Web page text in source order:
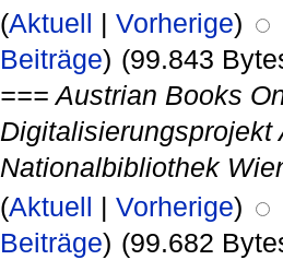
(Aktuell | Vorherige)
Beiträge) (99.843
=== Austrian Books
Nationalbibliothek
(Aktuell | Vorherige)
Beiträge) (99.682